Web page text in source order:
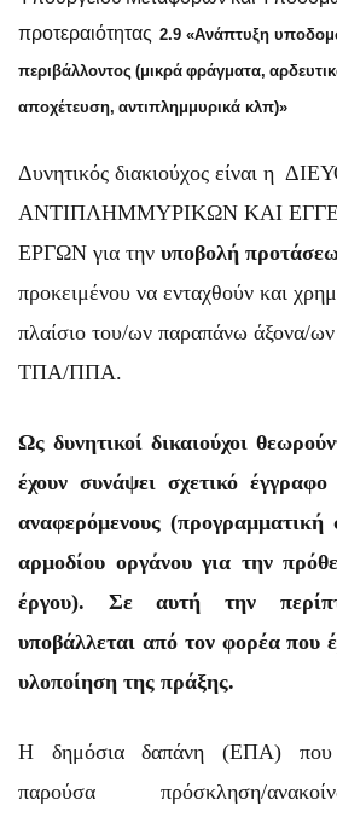
προτεραιότητας 2.9 «Ανάπτυξη
περιβάλλοντος (μικρά φράγματα,
αποχέτευση, αντιπλημμυρικά κλπ)»
Δυνητικός διακιούχος είναι η
ΑΝΤΙΠΛΗΜΜΥΡΙΚΩΝ ΚΑΙ
ΕΡΓΩΝ για την υποβολή
προκειμένου να ενταχθούν και
πλαίσιο του/ων παραπάνω άξονα/
ΤΠΑ/ΠΠΑ.
Ως δυνητικοί δικαιούχοι
έχουν συνάψει σχετικό
αναφερόμενους (προγραμματική
αρμοδίου οργάνου για την
έργου). Σε
αυτή την
υποβάλλεται από τον φορέα που
υλοποίηση της πράξης.
Η δημόσια δαπάνη (ΕΠΑ) που
παρούσα πρόσκληση/